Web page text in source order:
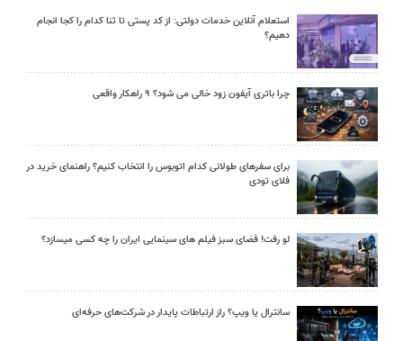
استعلام آنلاین خدمات دولتی: از کد پستی تا ثنا کدام را کجا انجام
دهیم؟
چرا باتری آیفون زود خالی می شود؟ ۹ راهکار واقعی
برای سفرهای طولانی کدام اتوبوس را انتخاب کنیم؟ راهنمای خرید در
فلای تودی
لو رفت! فضای سبز فیلم های سینمایی ایران را چه کسی میسازد؟
سانترال یا ویپ؟ راز ارتباطات پایدار در شرکت‌های حرفه‌ای